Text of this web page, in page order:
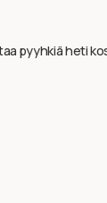
pyyhkiä heti